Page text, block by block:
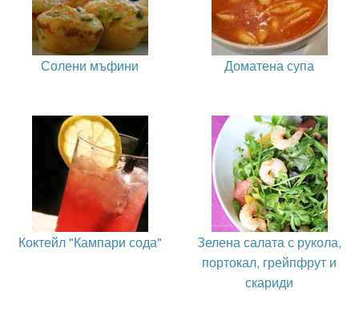
Солени мъфини Доматена супа
Коктейл "Кампари сода"
Зелена салата с рукола,
портокал, грейпфрут и
скариди